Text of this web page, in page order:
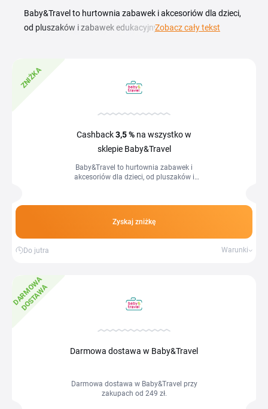
Baby&Travel to hurtownia zabawek i akcesoriów dla dzieci,
od pluszaków i zabawek edukacyjnych po praktyczne
marek w niższej cenie, a zamówienie dotrze do Ciebie online
w kilka dni. Aktualny kupon i promocje Baby&Travel
gadżetami podróżnymi. Wystarczy, że wybierzesz produkty,
cena przeliczy się od razu. Sprawdź dostępne zniżki, zanim
Zobacz cały tekst
ZNIŻKA
Cashback3,5 % na wszystko w
sklepie Baby&Travel
Baby&Travel to hurtownia zabawek i
akcesoriów dla dzieci, od pluszaków i
kodem...
Zyskaj zniżkę
Do jutra Warunki
D
A
R
M
O
W
A
D
O
S
T
A
W
A
Darmowa dostawa w Baby&Travel
Darmowa dostawa w Baby&Travel przy
zakupach od 249 zł.